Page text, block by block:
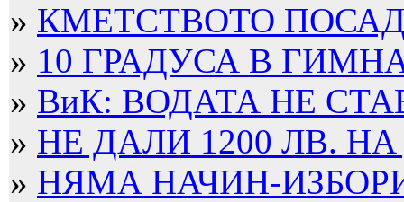
» КМЕТСТВОТО
» 10 ГРАДУСА В
» ВиК: ВОДАТА НЕ
» НЕ ДАЛИ 1200 ЛВ.
» НЯМА НАЧИН-